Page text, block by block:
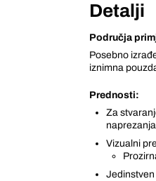
Detalji
Područja
Posebno
iznimna
Prednosti:
Za
naprezanja
Vizualni